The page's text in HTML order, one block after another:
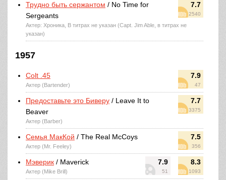
7.7
2540
Трудно быть сержантом / No Time for
Sergeants
Актер: Хроника, В титрах не указан (Capt. Jim Able, в титрах не
указан)
1957
7.9
47
Colt .45
Актер (Bartender)
7.7
3375
Предоставьте это Биверу / Leave It to
Beaver
Актер (Barber)
7.5
356
Семья МакКой / The Real McCoys
Актер (Mr. Feeley)
7.9
51
8.3
1093
Мэверик / Maverick
Актер (Mike Brill)